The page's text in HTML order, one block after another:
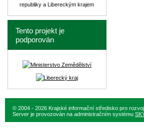
republiky a Libereckým krajem
Tento projekt je
podporován
© 2004 - 2026 Krajské informační středisko pro
Server je provozován na administračním systému